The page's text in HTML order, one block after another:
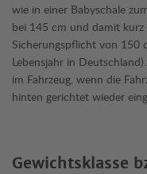
wie in einer Babyschale
bei 145 cm und damit kurz
Sicherungspflicht von 150
Lebensjahr in
im Fahrzeug, wenn die
hinten gerichtet wieder
Gewichtsklasse